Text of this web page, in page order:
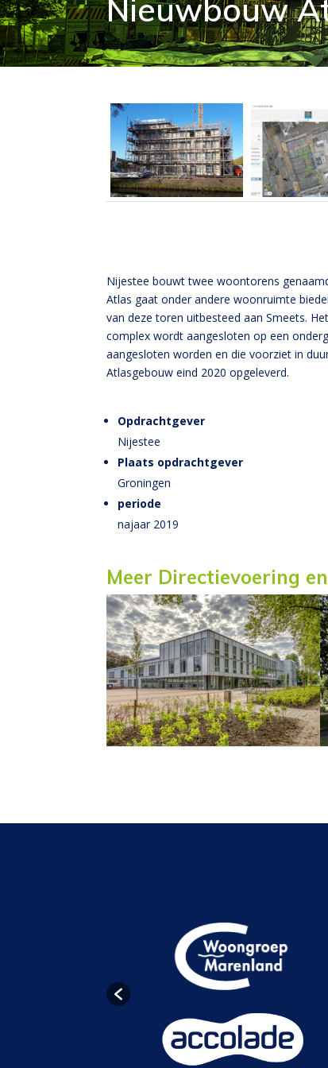
Nieuwbouw
Nijestee bouwt twee woontorens
Atlas gaat onder andere woonruimte
van deze toren uitbesteed aan Smeets.
complex wordt aangesloten op een
aangesloten worden en die voorziet in
Atlasgebouw eind 2020 opgeleverd.
Opdrachtgever
Nijestee
Plaats opdrachtgever
Groningen
periode
najaar 2019
Meer Directievoering